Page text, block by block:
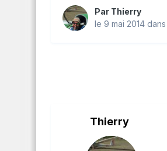
Par Thierry
le 9 mai 2014 dans
Thierry